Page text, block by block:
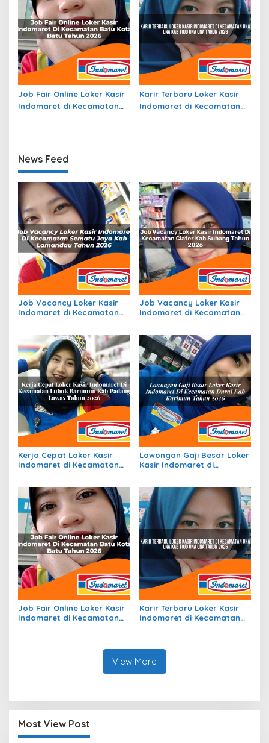
Job Fair Online Loker Kasir
Indomaret di Kecamatan
Karir Terbaru Loker Kasir
Indomaret di Kecamatan
News Feed
Job Vacancy Loker Kasir
Indomaret di Kecamatan
Job Vacancy Loker Kasir
Indomaret di Kecamatan
Kerja Cepat Loker Kasir
Indomaret di Kecamatan
Lowongan Gaji Besar Loker
Kasir Indomaret di
Job Fair Online Loker Kasir
Indomaret di Kecamatan
Karir Terbaru Loker Kasir
Indomaret di Kecamatan
View More
Most View Post